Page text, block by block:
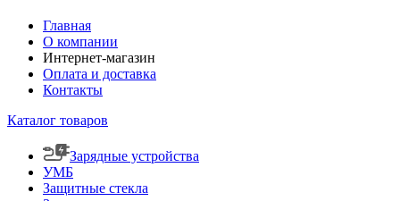
Главная
О компании
Интернет-магазин
Оплата и доставка
Контакты
Каталог товаров
Зарядные устройства
УМБ
Защитные стекла